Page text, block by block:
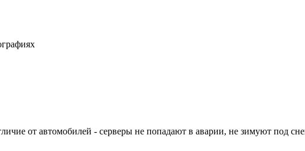
от автомобилей - серверы не попадают в аварии, не зимуют под